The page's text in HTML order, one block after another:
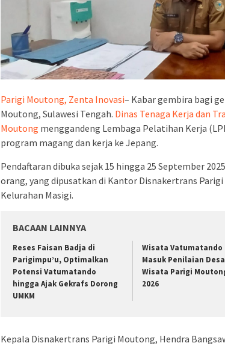
Parigi Moutong, Zenta Inovasi– Kabar gembira bagi
Moutong, Sulawesi Tengah. Dinas Tenaga Kerja dan
Moutong menggandeng Lembaga Pelatihan Kerja
program magang dan kerja ke Jepang.
Pendaftaran dibuka sejak 15 hingga 25 September
orang, yang dipusatkan di Kantor Disnakertrans
Kelurahan Masigi.
BACAAN LAINNYA
Reses Faisan Badja di
Parigimpu’u, Optimalkan
Potensi Vatumatando
hingga Ajak Gekrafs Dorong
UMKM
Wisata Vatumatando
Masuk Penilaian Desa
Wisata Parigi
2026
Kepala Disnakertrans Parigi Moutong, Hendra